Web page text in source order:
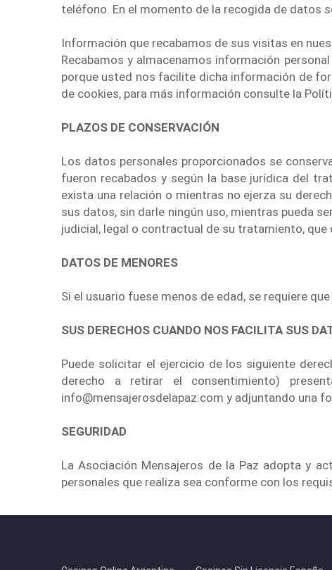
teléfono. En el momento de la recogida de datos
Información que recabamos de sus visitas en
Recabamos y almacenamos información
porque usted nos facilite dicha información de
de cookies, para más información consulte la
PLAZOS DE CONSERVACIÓN
Los datos personales proporcionados se
fueron recabados y según la base jurídica del
exista una relación o mientras no ejerza su
sus datos, sin darle ningún uso, mientras pueda
judicial, legal o contractual de su tratamiento, que
DATOS DE MENORES
Si el usuario fuese menos de edad, se requiere
SUS DERECHOS CUANDO NOS FACILITA SUS
Puede solicitar el ejercicio de los siguiente
derecho a retirar el consentimiento)
info@mensajerosdelapaz.com y adjuntando una
SEGURIDAD
La Asociación Mensajeros de la Paz adopta y
personales que realiza sea conforme con los